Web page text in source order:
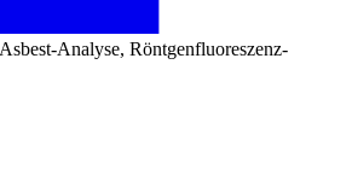
Analyse, Röntgenfluoreszenz-